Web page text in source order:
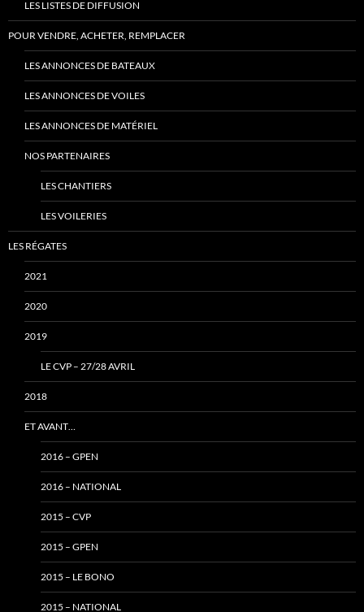
LES LISTES DE DIFFUSION
POUR VENDRE, ACHETER, REMPLACER
LES ANNONCES DE BATEAUX
LES ANNONCES DE VOILES
LES ANNONCES DE MATÉRIEL
NOS PARTENAIRES
LES CHANTIERS
LES VOILERIES
LES RÉGATES
2021
2020
2019
LE CVP – 27/28 AVRIL
2018
ET AVANT…
2016 – GPEN
2016 – NATIONAL
2015 – CVP
2015 – GPEN
2015 – LE BONO
2015 – NATIONAL